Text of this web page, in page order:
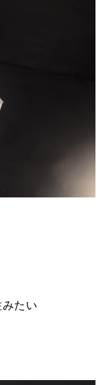
たい